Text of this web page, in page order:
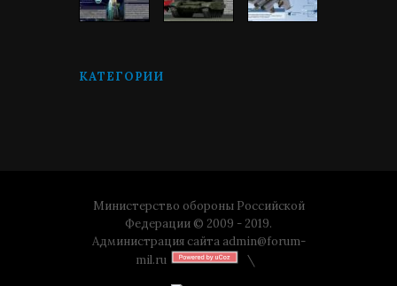
КАТЕГОРИИ
Министерство обороны Российской
Федерации © 2009 - 2019.
Администрация сайта admin@forum-
mil.ru